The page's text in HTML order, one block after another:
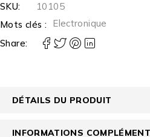
SKU:
10105
Mots clés : Electronique
Share:
DÉTAILS DU PRODUIT
INFORMATIONS